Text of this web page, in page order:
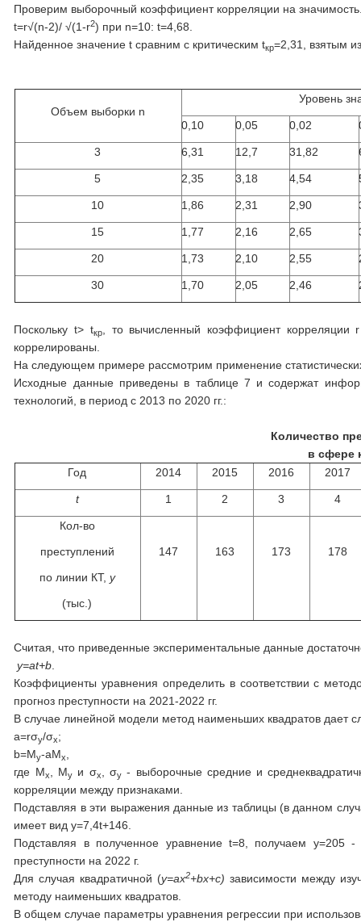
Проверим выборочный коэффициент корреляции на
t=r√(n-2)/ √(1-r2) при n=10: t=4,68.
Найденное значение t сравним с критическим tкр=2,31, взятым
Объем выборки n
Уровень
0,10 0,05 0,02
3 6,31 12,7 31,82
5 2,35 3,18 4,54
10 1,86 2,31 2,90
15 1,77 2,16 2,65
20 1,73 2,10 2,55
30 1,70 2,05 2,46
Поскольку t> tкр, то вычисленный коэффициент корреляции
коррелированы.
На следующем примере рассмотрим применение
Исходные данные приведены в таблице 7 и содержат
технологий, в период с 2013 по 2020 гг.:
Количество
в сфере
Год
2014 2015 2016 2017
t 1 2 3 4
Кол-во
преступлений
по линии КТ, y
(тыс.)
147 163 173 178
Считая, что приведенные экспериментальные данные
y=at+b
Коэффициенты уравнения определить в соответствии с
прогноз преступности на 2021-2022 гг.
В случае линейной модели метод наименьших квадратов
a=rσy/σx;
b=My-aMx
где Mx , My и σx , σy- выборочные средние и
корреляции между признаками.
Подставляя в эти выражения данные из таблицы (в данном
имеет вид y=7,4t+146.
Подставляя в полученное уравнение t=8, получаем y=205
преступности на 2022 г.
Для случая квадратичной (y=ax2+bx+c) зависимости между
методу наименьших квадратов.
В общем случае параметры уравнения регрессии при